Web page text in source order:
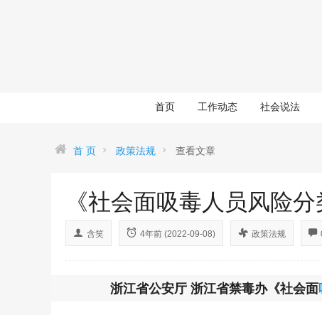
首页 工作动态 社会说法
首 页 政策法规 查看文章
《社会面吸毒人员风险
含笑 4年前 (2022-09-08) 政策法规
浙江省公安厅 浙江省禁毒办《社会面